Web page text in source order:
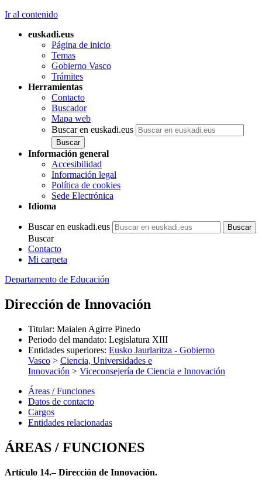
Ir al contenido
euskadi.eus
Página de inicio
Temas
Gobierno Vasco
Trámites
Herramientas
Contacto
Buscador
Mapa web
Buscar en euskadi.eus
Información general
Accesibilidad
Información legal
Política de cookies
Sede Electrónica
Idioma
Buscar en euskadi.eus
Buscar
Contacto
Mi carpeta
Departamento de Educación
Dirección de Innovación
Titular: Maialen Agirre Pinedo
Periodo del mandato: Legislatura XIII
Entidades superiores: Eusko Jaurlaritza - Gobierno
Vasco > Ciencia, Universidades e
Innovación > Viceconsejería de Ciencia e Innovación
Áreas / Funciones
Datos de contacto
Cargos
Entidades relacionadas
ÁREAS / FUNCIONES
Artículo 14.– Dirección de Innovación.